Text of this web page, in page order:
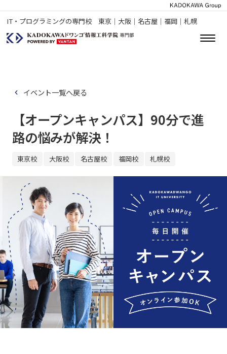
IT・プログラミングの専門校 東京｜大阪｜名古屋｜福岡｜札幌
イベント一覧へ戻る
【オープンキャンパス】90分で進
路の悩みが解決！
東京校 大阪校 名古屋校 福岡校 札幌校